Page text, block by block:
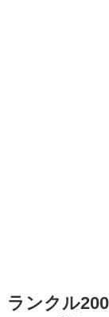
ランクル